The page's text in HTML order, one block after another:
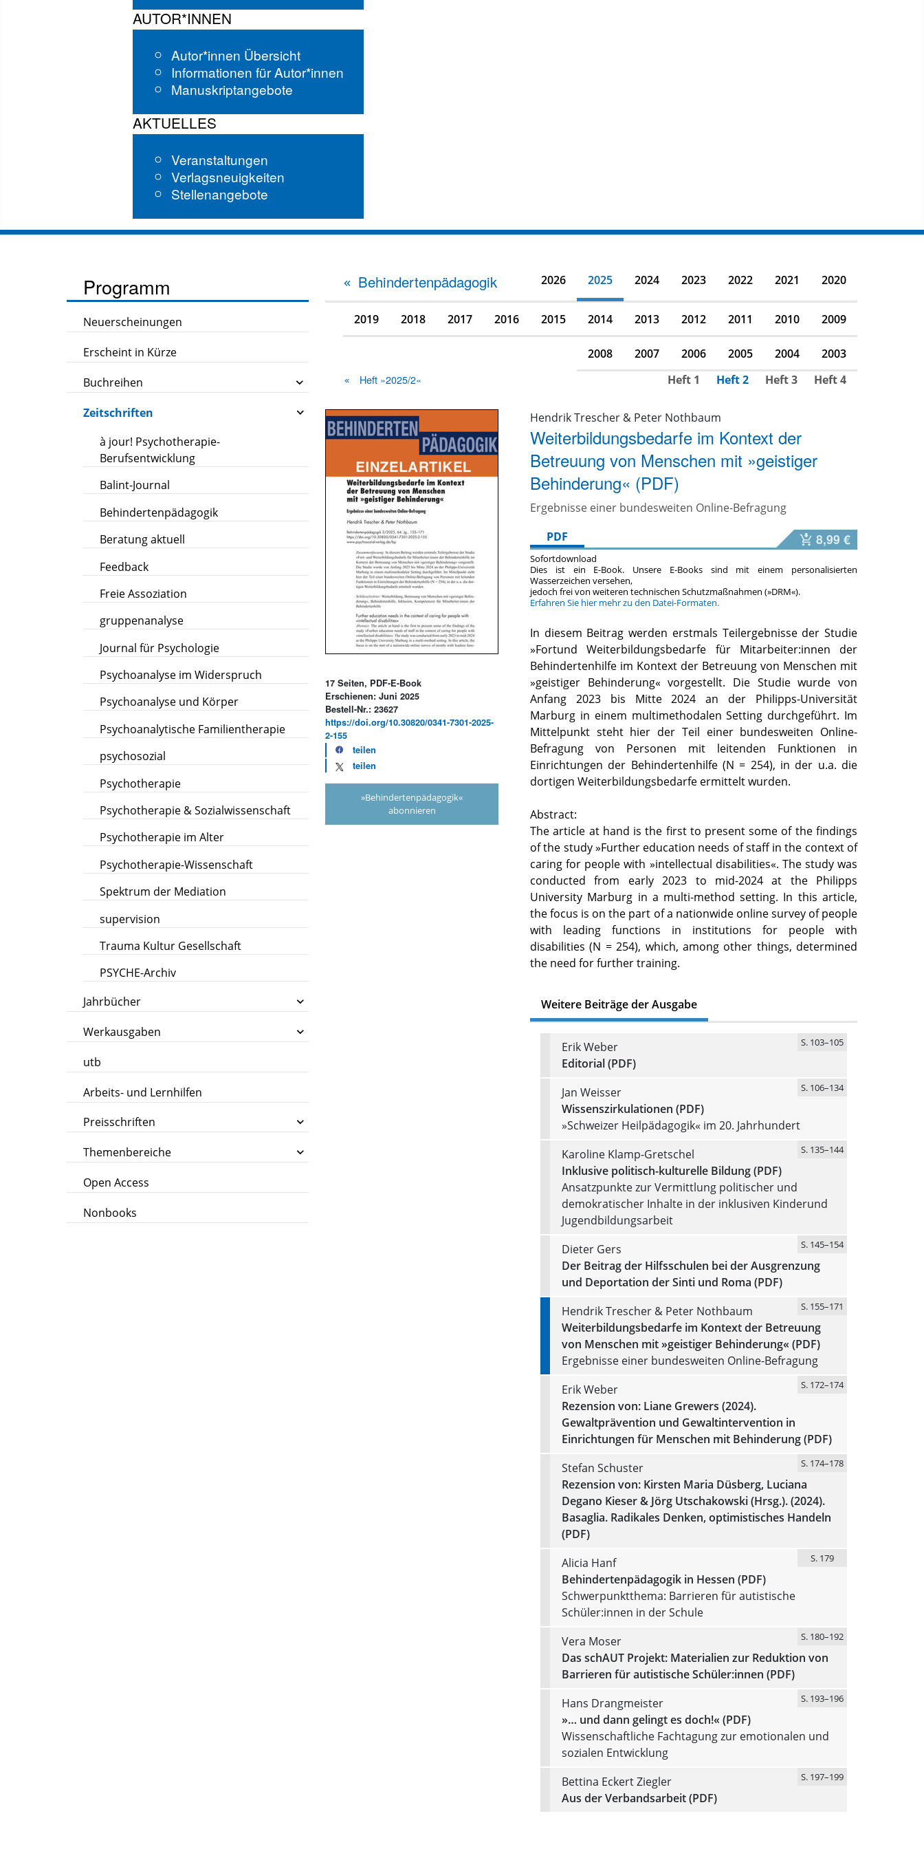
AUTOR*INNEN
Autor*innen Übersicht
Informationen für Autor*innen
Manuskriptangebote
AKTUELLES
Veranstaltungen
Verlagsneuigkeiten
Stellenangebote
Programm
Neuerscheinungen
Erscheint in Kürze
Buchreihen
Zeitschriften
à jour! Psychotherapie-
Berufsentwicklung
Balint-Journal
Behindertenpädagogik
Beratung aktuell
Feedback
Freie Assoziation
gruppenanalyse
Journal für Psychologie
Psychoanalyse im Widerspruch
Psychoanalyse und Körper
Psychoanalytische Familientherapie
psychosozial
Psychotherapie
Psychotherapie & Sozialwissenschaft
Psychotherapie im Alter
Psychotherapie-Wissenschaft
Spektrum der Mediation
supervision
Trauma Kultur Gesellschaft
PSYCHE-Archiv
Jahrbücher
Werkausgaben
utb
Arbeits- und Lernhilfen
Preisschriften
Themenbereiche
Open Access
Nonbooks
Behindertenpädagogik 2026 2025 2024 2023 2022 2021 2020
2019 2018 2017 2016 2015 2014 2013 2012 2011 2010 2009
2008 2007 2006 2005 2004 2003
Heft »2025/2« Heft 1 Heft 2 Heft 3 Heft 4
17 Seiten, PDF-E-Book
Erschienen: Juni 2025
Bestell-Nr.: 23627
https://doi.org/10.30820/0341-7301-2025-
2-155
teilen
teilen
»Behindertenpädagogik«
abonnieren
Hendrik Trescher & Peter Nothbaum
Weiterbildungsbedarfe im Kontext der
Betreuung von Menschen mit »geistiger
Behinderung« (PDF)
Ergebnisse einer bundesweiten Online-Befragung
PDF
8,99 €
Sofortdownload
Dies ist ein E-Book. Unsere E-Books sind mit einem personalisierten
Wasserzeichen versehen,
jedoch frei von weiteren technischen Schutzmaßnahmen (»DRM«).
Erfahren Sie hier mehr zu den Datei-Formaten.
In diesem Beitrag werden erstmals Teilergebnisse der Studie
»Fortund Weiterbildungsbedarfe für Mitarbeiter:innen der
Behindertenhilfe im Kontext der Betreuung von Menschen mit
»geistiger Behinderung« vorgestellt. Die Studie wurde von
Anfang 2023 bis Mitte 2024 an der Philipps-Universität
Marburg in einem multimethodalen Setting durchgeführt. Im
Mittelpunkt steht hier der Teil einer bundesweiten Online-
Befragung von Personen mit leitenden Funktionen in
Einrichtungen der Behindertenhilfe (N = 254), in der u.a. die
dortigen Weiterbildungsbedarfe ermittelt wurden.
Abstract:
The article at hand is the first to present some of the findings
of the study »Further education needs of staff in the context of
caring for people with »intellectual disabilities«. The study was
conducted from early 2023 to mid-2024 at the Philipps
University Marburg in a multi-method setting. In this article,
the focus is on the part of a nationwide online survey of people
with leading functions in institutions for people with
disabilities (N = 254), which, among other things, determined
the need for further training.
Weitere Beiträge der Ausgabe
Erik Weber S. 103–105
Editorial (PDF)
Jan Weisser
S. 106–134
Wissenszirkulationen (PDF)
»Schweizer Heilpädagogik« im 20. Jahrhundert
Karoline Klamp-Gretschel
S. 135–144
Inklusive politisch-kulturelle Bildung (PDF)
Ansatzpunkte zur Vermittlung politischer und
demokratischer Inhalte in der inklusiven Kinderund
Jugendbildungsarbeit
Dieter Gers
S. 145–154
Der Beitrag der Hilfsschulen bei der Ausgrenzung
und Deportation der Sinti und Roma (PDF)
Hendrik Trescher & Peter Nothbaum
S. 155–171
Weiterbildungsbedarfe im Kontext der Betreuung
von Menschen mit »geistiger Behinderung« (PDF)
Ergebnisse einer bundesweiten Online-Befragung
Erik Weber
S. 172–174
Rezension von: Liane Grewers (2024).
Gewaltprävention und Gewaltintervention in
Einrichtungen für Menschen mit Behinderung (PDF)
Stefan Schuster
S. 174–178
Rezension von: Kirsten Maria Düsberg, Luciana
Degano Kieser & Jörg Utschakowski (Hrsg.). (2024).
Basaglia. Radikales Denken, optimistisches Handeln
(PDF)
Alicia Hanf
S. 179
Behindertenpädagogik in Hessen (PDF)
Schwerpunktthema: Barrieren für autistische
Schüler:innen in der Schule
Vera Moser
S. 180–192
Das schAUT Projekt: Materialien zur Reduktion von
Barrieren für autistische Schüler:innen (PDF)
Hans Drangmeister
S. 193–196
»… und dann gelingt es doch!« (PDF)
Wissenschaftliche Fachtagung zur emotionalen und
sozialen Entwicklung
Bettina Eckert Ziegler
S. 197–199
Aus der Verbandsarbeit (PDF)